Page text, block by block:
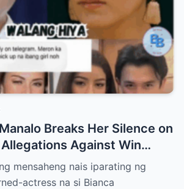
Breaks Her Silence on
Against Win
She Has to Say Will
mensaheng nais iparating ng
actress na si Bianca